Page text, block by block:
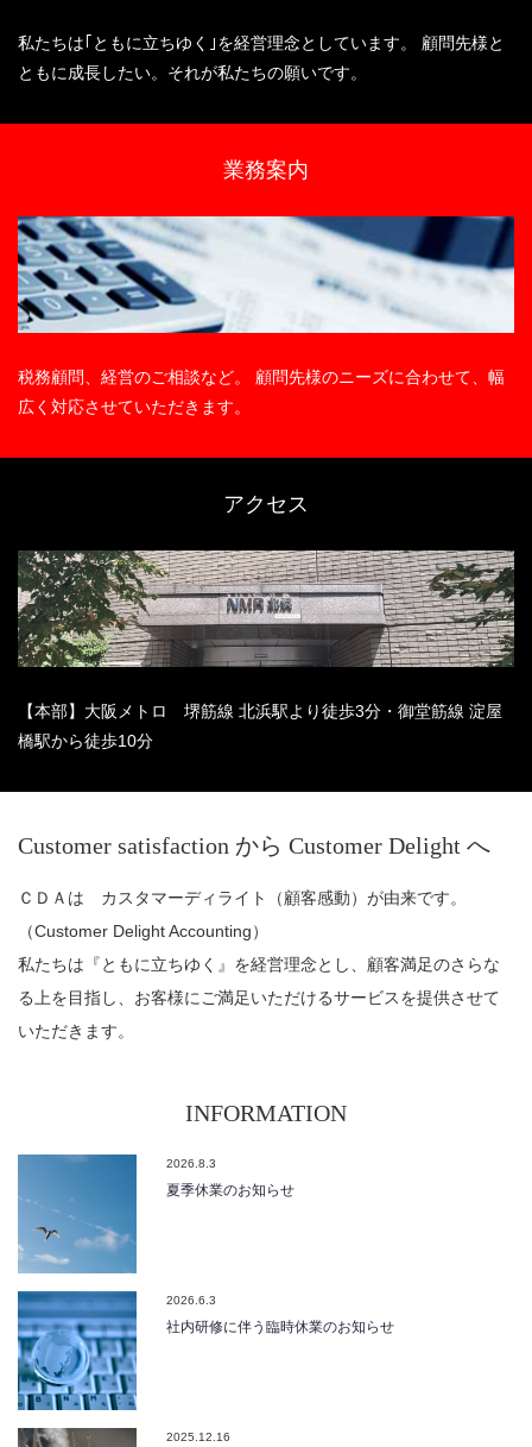
私たちは｢ともに立ちゆく｣を経営理念としています。 顧問先様と
ともに成長したい。それが私たちの願いです。
業務案内
税務顧問、経営のご相談など。 顧問先様のニーズに合わせて、幅
広く対応させていただきます。
アクセス
【本部】大阪メトロ 堺筋線 北浜駅より徒歩3分・御堂筋線 淀屋
橋駅から徒歩10分
Customer satisfaction から Customer Delight へ
ＣＤＡは カスタマーディライト（顧客感動）が由来です。
（Customer Delight Accounting）
私たちは『ともに立ちゆく』を経営理念とし、顧客満足のさらな
る上を目指し、お客様にご満足いただけるサービスを提供させて
いただきます。
INFORMATION
2026.8.3
夏季休業のお知らせ
2026.6.3
社内研修に伴う臨時休業のお知らせ
2025.12.16